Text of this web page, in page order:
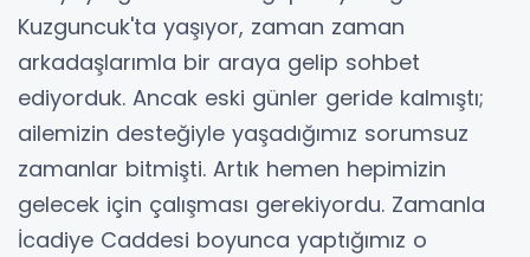
Kuzguncuk'ta yaşıyor, zaman zaman
arkadaşlarımla bir araya gelip sohbet
ediyorduk. Ancak eski günler geride kalmıştı;
ailemizin desteğiyle yaşadığımız sorumsuz
zamanlar bitmişti. Artık hemen hepimizin
gelecek için çalışması gerekiyordu. Zamanla
İcadiye Caddesi boyunca yaptığımız o